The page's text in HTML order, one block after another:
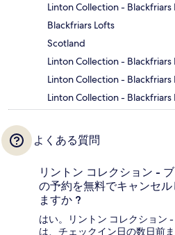
Linton Collection -
Blackfriars Lofts
Scotland
Linton Collection -
Linton Collection -
Linton Collection -
よくある質問
リントン コレクション -
の予約を無料でキャンセ
ますか ?
はい。リントン コレクション
は、チェックイン日の数日前